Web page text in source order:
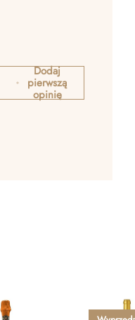
Dodaj
pierwszą
opinię